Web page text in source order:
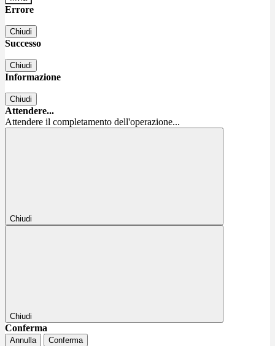
Errore
Chiudi
Successo
Chiudi
Informazione
Chiudi
Attendere...
Attendere il completamento dell'operazione...
Chiudi
Chiudi
Conferma
Annulla Conferma